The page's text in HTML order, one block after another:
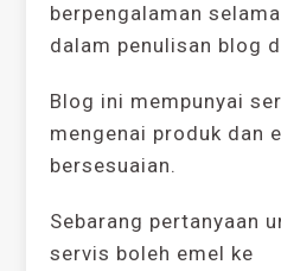
berpengalaman
dalam penulisan blog
Blog ini mempunyai
mengenai produk dan
bersesuaian.
Sebarang pertanyaan
servis boleh emel ke